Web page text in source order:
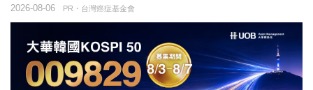
PR・台灣癌症基金會
2026-08-06